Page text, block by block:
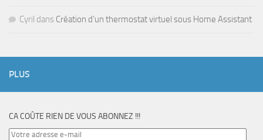
Cyril dans Création d’un thermostat virtuel sous Home Assistant
PLUS
CA COÛTE RIEN DE VOUS ABONNEZ !!!
Votre